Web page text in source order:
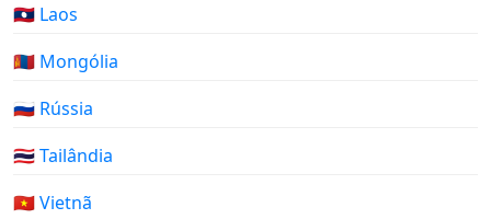
🇱🇦 Laos
🇲🇳 Mongólia
🇷🇺 Rússia
🇹🇭 Tailândia
🇻🇳 Vietnã